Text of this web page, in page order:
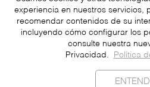
experiencia en nuestros servicios,
recomendar contenidos de su
incluyendo cómo configurar los
consulte nuestra
Privacidad.
Política
ENTENDI